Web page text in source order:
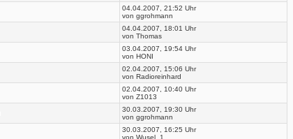
04.04.2007, 21:52 Uhr
von ggrohmann
04.04.2007, 18:01 Uhr
von Thomas
03.04.2007, 19:54 Uhr
von HONI
02.04.2007, 15:06 Uhr
von Radioreinhard
02.04.2007, 10:40 Uhr
von Z1013
30.03.2007, 19:30 Uhr
von ggrohmann
30.03.2007, 16:25 Uhr
von Wusel_1